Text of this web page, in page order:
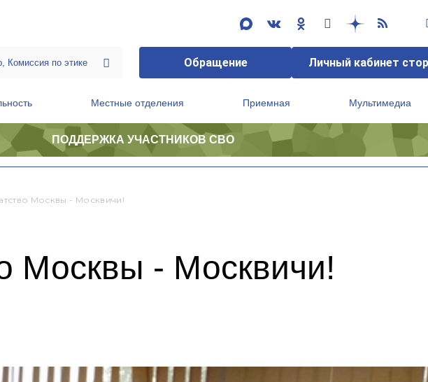
Обращение Личный кабинет
Местные отделения Приемная Мультимедиа
ПОДДЕРЖКА УЧАСТНИКОВ СВО
Москвы - Москвичи!
Москвы - Москвичи!